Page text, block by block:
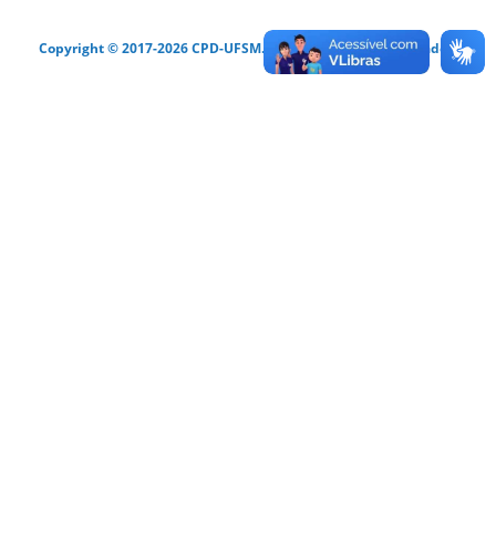
Copyright © 2017-2026 CPD-UFSM. Todos os direitos reservados.